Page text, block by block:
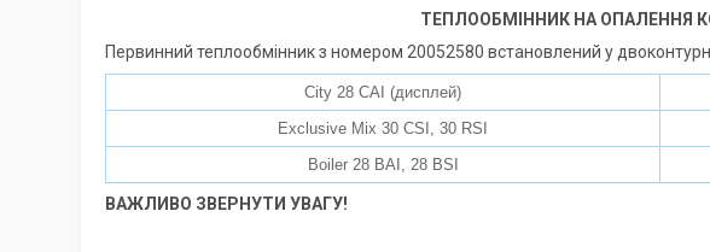
ТЕПЛООБМІННИК НА ОПАЛЕННЯ
Первинний теплообмінник з номером 20052580 встановлений у
City 28 CAI (дисплей)
Exclusive Mix 30 CSI, 30 RSI
Boiler 28 BAI, 28 BSI
ВАЖЛИВО ЗВЕРНУТИ УВАГУ!